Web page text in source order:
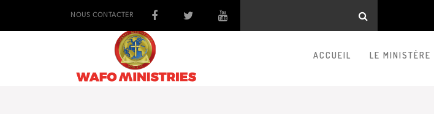
NOUS CONTACTER
ACCUEIL LE MINISTÈRE